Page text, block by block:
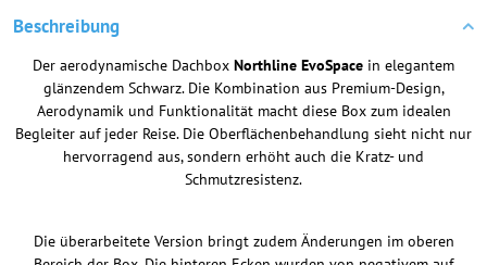
Beschreibung
Der aerodynamische Dachbox Northline EvoSpace in elegantem
glänzendem Schwarz. Die Kombination aus Premium-Design,
Aerodynamik und Funktionalität macht diese Box zum idealen
Begleiter auf jeder Reise. Die Oberflächenbehandlung sieht nicht nur
hervorragend aus, sondern erhöht auch die Kratz- und
Schmutzresistenz.
Die überarbeitete Version bringt zudem Änderungen im oberen